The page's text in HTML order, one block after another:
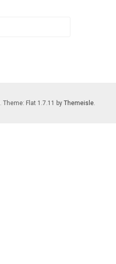
. Theme: Flat 1.7.11 by Themeisle.